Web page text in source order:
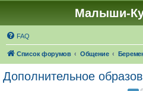
Малыши-
FAQ
Список форумов Общение
Дополнительное